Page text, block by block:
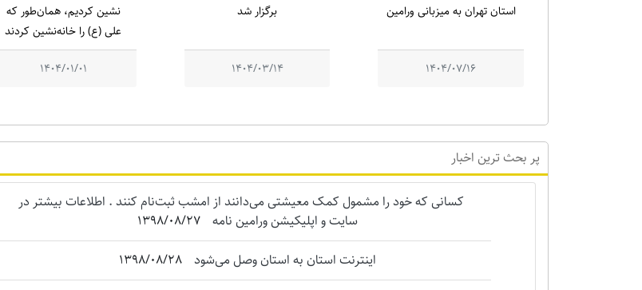
استان تهران به میزبانی ورامین
1404/07/16
برگزار شد
1404/03/14
نشین کردیم، همان‌طور که
علی (ع) را خانه‌نشین کردند
1404/01/01
پر بحث ترین اخبار
کسانی که خود را مشمول کمک معیشتی می‌دانند از امشب ثبت‌نام کنند . اطلاعات بیشتر در
سایت و اپلیکیشن ورامین نامه
1398/08/27
اینترنت استان به استان وصل می‌شود
1398/08/28